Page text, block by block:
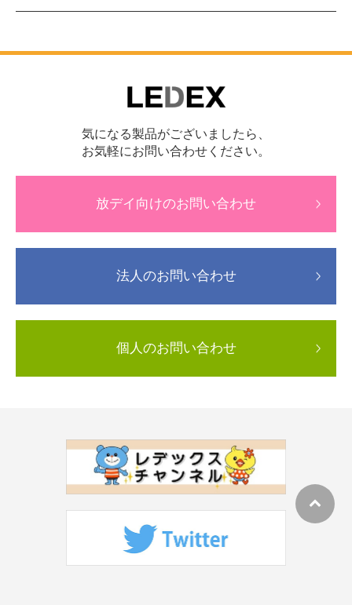
気になる製品がございましたら、
お気軽にお問い合わせください。
放デイ向けのお問い合わせ
法人のお問い合わせ
個人のお問い合わせ